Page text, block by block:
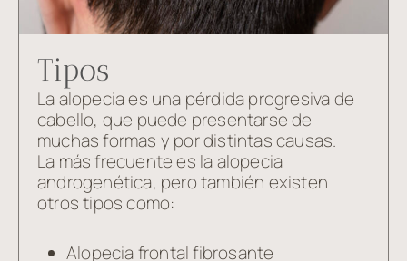
Tipos
La alopecia es una pérdida progresiva de
cabello, que puede presentarse de
muchas formas y por distintas causas.
La más frecuente es la alopecia
androgenética, pero también existen
otros tipos como:
Alopecia frontal fibrosante